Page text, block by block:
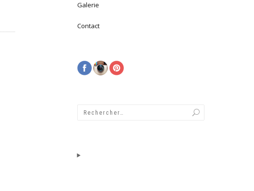
Galerie
Contact